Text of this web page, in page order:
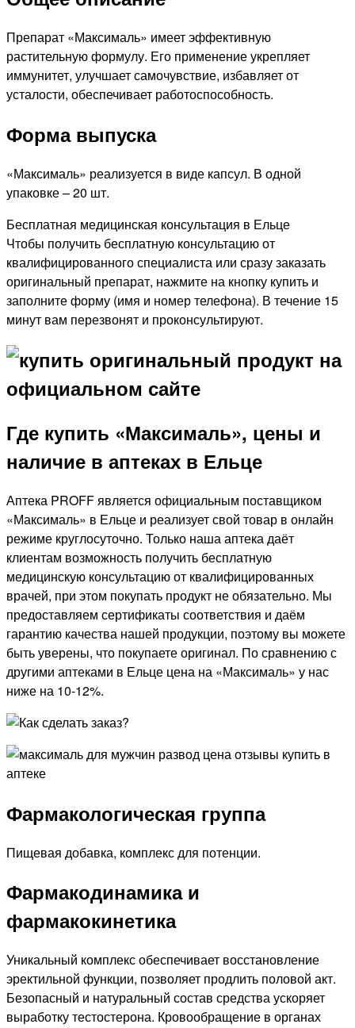
Препарат «Максималь» имеет эффективную
растительную формулу. Его применение укрепляет
иммунитет, улучшает самочувствие, избавляет от
усталости, обеспечивает работоспособность.
Форма выпуска
«Максималь» реализуется в виде капсул. В одной
упаковке – 20 шт.
Бесплатная медицинская консультация в Ельце
Чтобы получить бесплатную консультацию от
квалифицированного специалиста или сразу заказать
оригинальный препарат, нажмите на кнопку купить и
заполните форму (имя и номер телефона). В течение 15
минут вам перезвонят и проконсультируют.
Где купить «Максималь», цены и
наличие в аптеках в Ельце
Аптека PROFF является официальным поставщиком
«Максималь» в Ельце и реализует свой товар в онлайн
режиме круглосуточно. Только наша аптека даёт
клиентам возможность получить бесплатную
медицинскую консультацию от квалифицированных
врачей, при этом покупать продукт не обязательно. Мы
предоставляем сертификаты соответствия и даём
гарантию качества нашей продукции, поэтому вы можете
быть уверены, что покупаете оригинал. По сравнению с
другими аптеками в Ельце цена на «Максималь» у нас
ниже на 10-12%.
Фармакологическая группа
Пищевая добавка, комплекс для потенции.
Фармакодинамика и
фармакокинетика
Уникальный комплекс обеспечивает восстановление
эректильной функции, позволяет продлить половой акт.
Безопасный и натуральный состав средства ускоряет
выработку тестостерона. Кровообращение в органах